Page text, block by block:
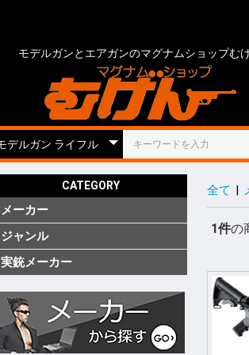
モデルガンとエアガンのマグナムショップむ
CATEGORY
メーカー 国内
海外
実銃用品
ジャンル
ガス ブ
ガス
ガス リ
ガス 他
電動 次
電動 ハ
電動ガン
電動
電動 ハ
エアー
エアー
CO2 ガ
モデル
モデル
モデル
金属モ
キット
競技用
ショッ
海外製
海外製
海外製
キット
グレネ
グレネ
ガスガ
エアガ
電動ガ
モデル
汎用ア
ガスガ
エアガ
電動ガ
モデル
グリップ
グリッ
外装カ
内部カ
ディテ
バッテ
電動ガ
ダミー
モデル
照準器
照準器
サイレ
ライト
トレー
ホルス
ホルス
ホルス
ポーチ類
ケース類
メンテ
消耗品
工具
塗装・
汎用ア
シュー
ガンス
プロテ
18才未
18才未
カスタ
その他
特価品
処分品
実銃メーカー
全て |
1件の